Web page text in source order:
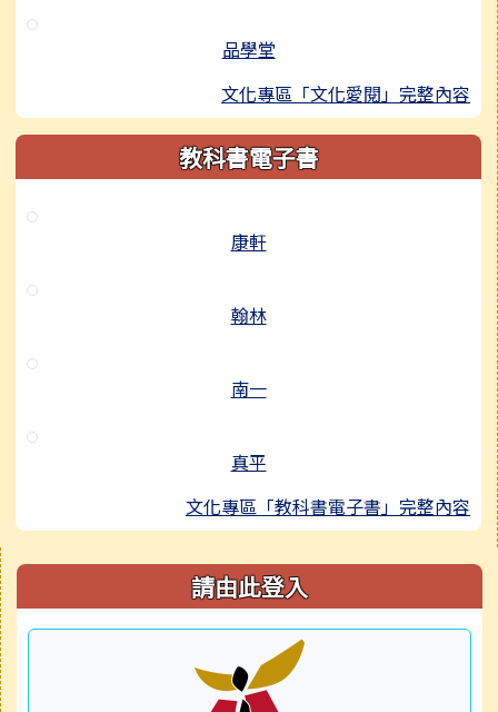
品學堂
文化專區「文化愛閱」完整內容
教科書電子書
康軒
翰林
南一
真平
文化專區「教科書電子書」完整內容
右邊區域內容 請由此登入